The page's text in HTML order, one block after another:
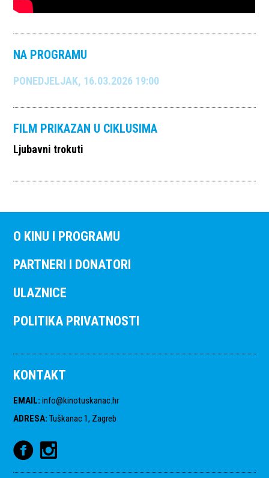
NA PROGRAMU
PONEDJELJAK, 16.03.2026 19:00
FILM PRIKAZAN U CIKLUSIMA
Ljubavni trokuti
O KINU I PROGRAMU
PARTNERI I DONATORI
ULAZNICE
POLITIKA PRIVATNOSTI
KONTAKT
EMAIL: info@kinotuskanac.hr
ADRESA: Tuškanac 1, Zagreb